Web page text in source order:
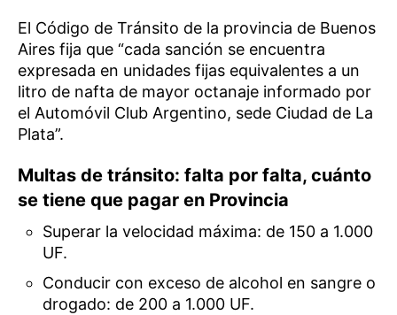
El Código de Tránsito de la provincia de Buenos
Aires fija que “cada sanción se encuentra
expresada en unidades fijas equivalentes a un
litro de nafta de mayor octanaje informado por
el Automóvil Club Argentino, sede Ciudad de La
Plata”.
Multas de tránsito: falta por falta, cuánto
se tiene que pagar en Provincia
Superar la velocidad máxima: de 150 a 1.000
UF.
Conducir con exceso de alcohol en sangre o
drogado: de 200 a 1.000 UF.